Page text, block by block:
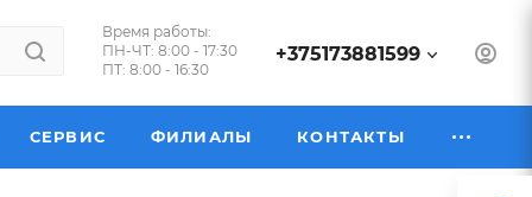
Время работы:
ПН-ЧТ: 8:00 - 17:30
ПТ: 8:00 - 16:30
+375173881599
СЕРВИС ФИЛИАЛЫ КОНТАКТЫ